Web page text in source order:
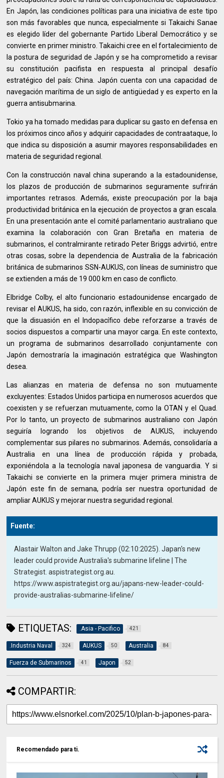
En Japón, las condiciones políticas para una iniciativa de este tipo
son más favorables que nunca, especialmente si Takaichi Sanae
es elegido líder del gobernante Partido Liberal Democrático y se
convierte en primer ministro. Takaichi cree en el fortalecimiento de
la postura de seguridad de Japón y se ha comprometido a revisar
su constitución pacifista en respuesta al principal desafío
estratégico del país: China. Japón cuenta con una capacidad de
navegación marítima de un siglo de antigüedad y es experto en la
guerra antisubmarina.
Tokio ya ha tomado medidas para duplicar su gasto en defensa en
los próximos cinco años y adquirir capacidades de contraataque, lo
que indica su disposición a asumir mayores responsabilidades en
materia de seguridad regional.
Con la construcción naval china superando a la estadounidense,
los plazos de producción de submarinos seguramente sufrirán
importantes retrasos. Además, existe preocupación por la baja
productividad británica en la ejecución de proyectos a gran escala.
En una presentación ante el comité parlamentario australiano que
examina la colaboración con Gran Bretaña en materia de
submarinos, el contralmirante retirado Peter Briggs advirtió, entre
otras cosas, sobre la dependencia de Australia de la fabricación
británica de submarinos SSN-AUKUS, con líneas de suministro que
se extienden a más de 19 000 km en caso de conflicto.
Elbridge Colby, el alto funcionario estadounidense encargado de
revisar el AUKUS, ha sido, con razón, inflexible en su convicción de
que la disuasión en el Indopacífico debe reforzarse a través de
socios dispuestos a compartir una mayor carga. En este contexto,
un programa de submarinos desarrollado conjuntamente con
Japón demostraría la imaginación estratégica que Washington
desea.
Las alianzas en materia de defensa no son mutuamente
excluyentes: Estados Unidos participa en numerosos acuerdos que
coexisten y se refuerzan mutuamente, como la OTAN y el Quad.
Por lo tanto, un proyecto de submarinos australiano con Japón
seguiría logrando los objetivos de AUKUS, incluyendo
complementar sus pilares no submarinos. Además, consolidaría a
Australia en una línea de producción rápida y probada,
exponiéndola a la tecnología naval japonesa de vanguardia. Y si
Takaichi se convierte en la primera mujer primera ministra de
Japón este fin de semana, podría ser nuestra oportunidad de
ampliar AUKUS y mejorar nuestra seguridad regional.
Fuente:
Alastair Walton and Jake Thrupp (02:10:2025). Japan's new
leader could provide Australia's submarine lifeline | The
Strategist. aspistrategist.org.au.
https://www.aspistrategist.org.au/japans-new-leader-could-
provide-australias-submarine-lifeline/
ETIQUETAS: .Asia - Pacifico 421
.Industria Naval 324 AUKUS 50 Australia 84
Fuerza de Submarinos 41 Japon 52
COMPARTIR:
Recomendado para ti.